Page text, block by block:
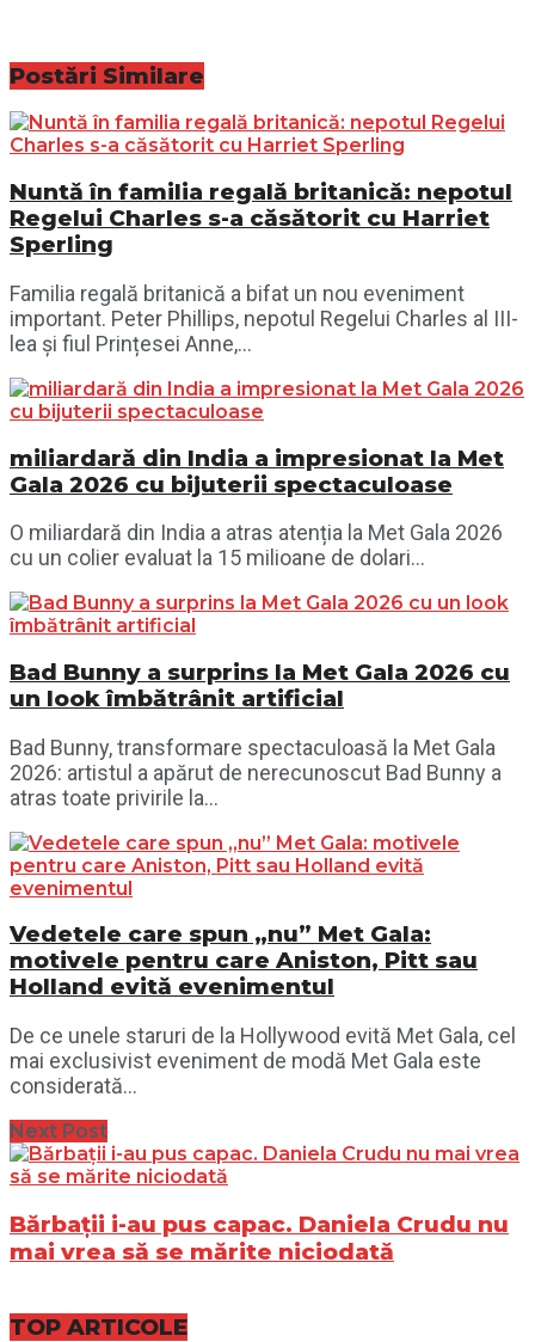
Postări Similare
Nuntă în familia regală britanică: nepotul
Regelui Charles s-a căsătorit cu Harriet
Sperling
Familia regală britanică a bifat un nou eveniment
important. Peter Phillips, nepotul Regelui Charles al III-
lea și fiul Prințesei Anne,...
miliardară din India a impresionat la Met
Gala 2026 cu bijuterii spectaculoase
O miliardară din India a atras atenția la Met Gala 2026
cu un colier evaluat la 15 milioane de dolari...
Bad Bunny a surprins la Met Gala 2026 cu
un look îmbătrânit artificial
Bad Bunny, transformare spectaculoasă la Met Gala
2026: artistul a apărut de nerecunoscut Bad Bunny a
atras toate privirile la...
Vedetele care spun „nu” Met Gala:
motivele pentru care Aniston, Pitt sau
Holland evită evenimentul
De ce unele staruri de la Hollywood evită Met Gala, cel
mai exclusivist eveniment de modă Met Gala este
considerată...
Next Post
Bărbații i-au pus capac. Daniela Crudu nu
mai vrea să se mărite niciodată
TOP ARTICOLE